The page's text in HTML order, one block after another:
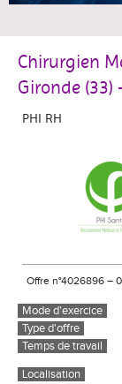
Chirurgien
Gironde (33)
PHI RH
Offre n°4026896 –
Mode d'exercice
Type d'offre
Temps de travail
Localisation